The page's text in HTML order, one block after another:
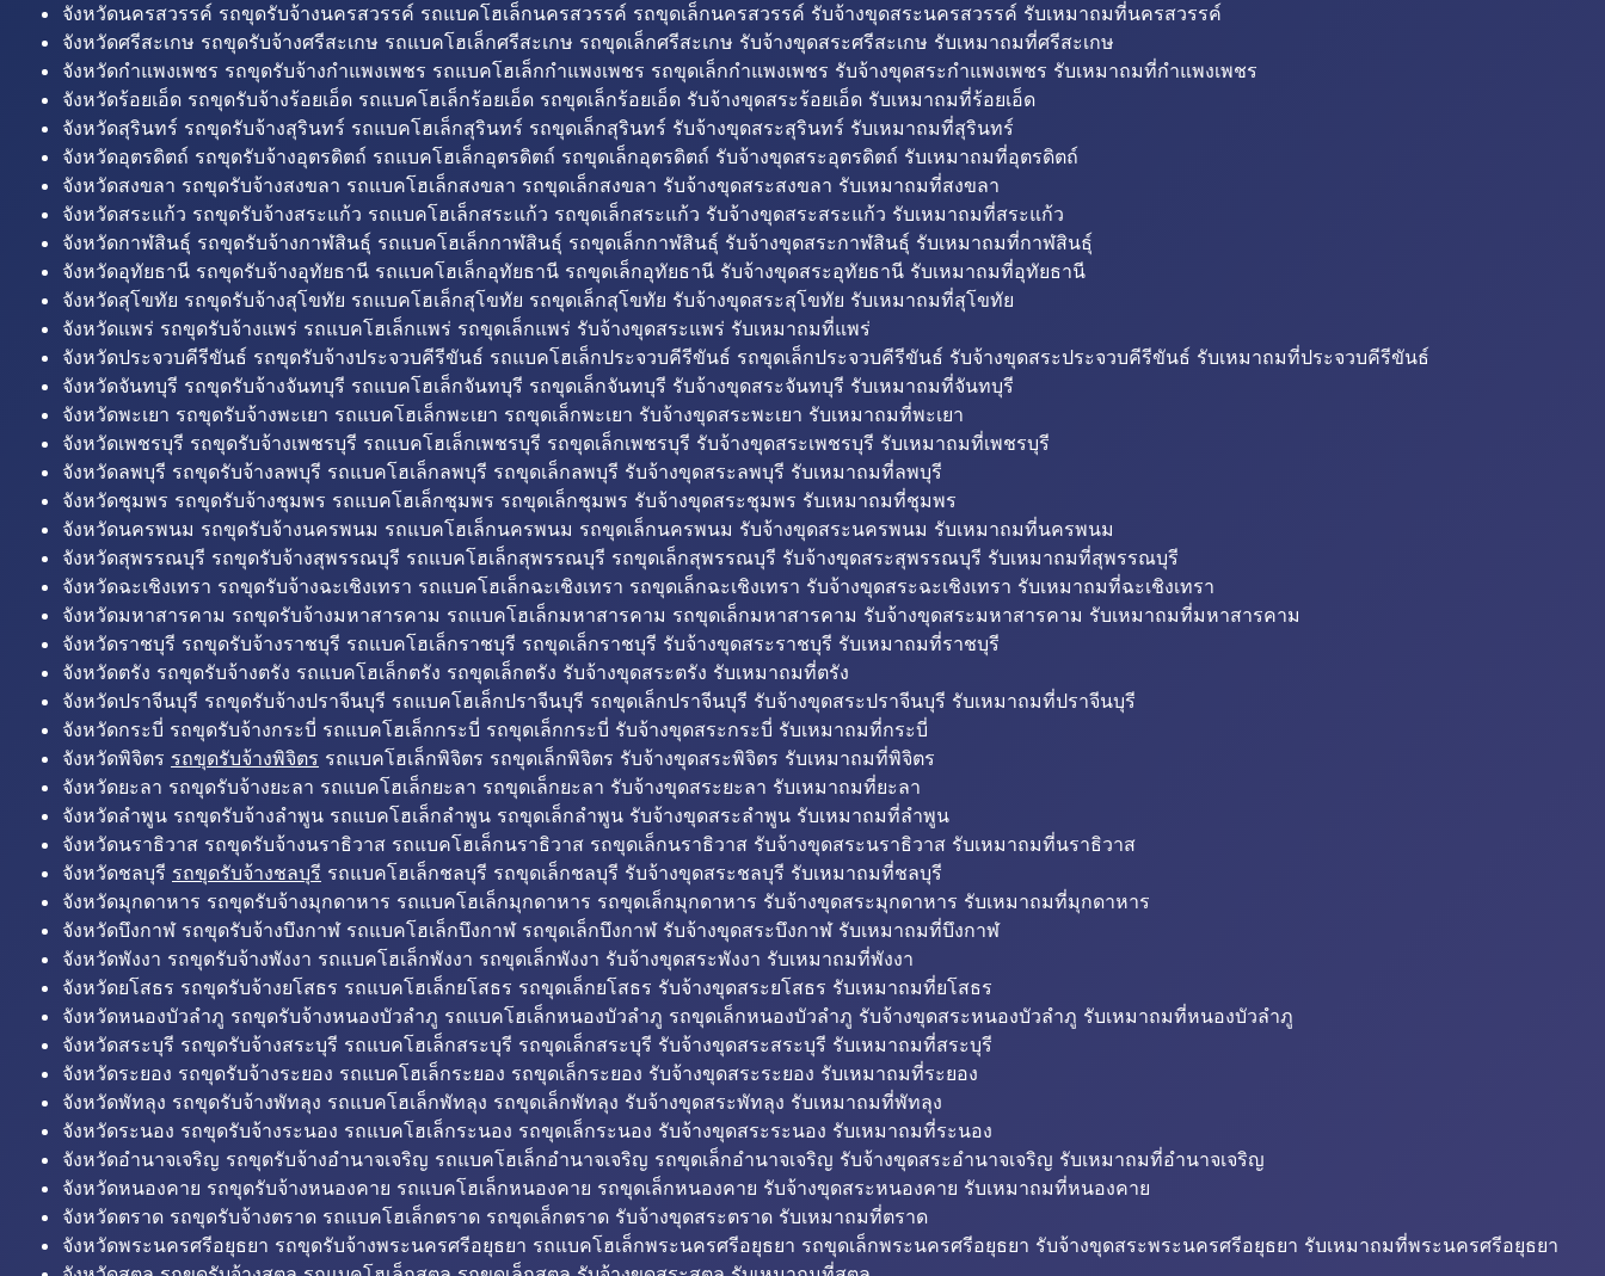
จังหวัดนครสวรรค์ รถขุดรับจ้างนครสวรรค์ รถแบคโฮเล็กนครสวรรค์ รถขุดเล็กนครสวรรค์ รับจ้างขุดสระนครสวรรค์ รับเหมาถมที่นครสวรรค์
จังหวัดศรีสะเกษ รถขุดรับจ้างศรีสะเกษ รถแบคโฮเล็กศรีสะเกษ รถขุดเล็กศรีสะเกษ รับจ้างขุดสระศรีสะเกษ รับเหมาถมที่ศรีสะเกษ
จังหวัดกำแพงเพชร รถขุดรับจ้างกำแพงเพชร รถแบคโฮเล็กกำแพงเพชร รถขุดเล็กกำแพงเพชร รับจ้างขุดสระกำแพงเพชร รับเหมาถมที่กำแพงเพชร
จังหวัดร้อยเอ็ด รถขุดรับจ้างร้อยเอ็ด รถแบคโฮเล็กร้อยเอ็ด รถขุดเล็กร้อยเอ็ด รับจ้างขุดสระร้อยเอ็ด รับเหมาถมที่ร้อยเอ็ด
จังหวัดสุรินทร์ รถขุดรับจ้างสุรินทร์ รถแบคโฮเล็กสุรินทร์ รถขุดเล็กสุรินทร์ รับจ้างขุดสระสุรินทร์ รับเหมาถมที่สุรินทร์
จังหวัดอุตรดิตถ์ รถขุดรับจ้างอุตรดิตถ์ รถแบคโฮเล็กอุตรดิตถ์ รถขุดเล็กอุตรดิตถ์ รับจ้างขุดสระอุตรดิตถ์ รับเหมาถมที่อุตรดิตถ์
จังหวัดสงขลา รถขุดรับจ้างสงขลา รถแบคโฮเล็กสงขลา รถขุดเล็กสงขลา รับจ้างขุดสระสงขลา รับเหมาถมที่สงขลา
จังหวัดสระแก้ว รถขุดรับจ้างสระแก้ว รถแบคโฮเล็กสระแก้ว รถขุดเล็กสระแก้ว รับจ้างขุดสระสระแก้ว รับเหมาถมที่สระแก้ว
จังหวัดกาฬสินธุ์ รถขุดรับจ้างกาฬสินธุ์ รถแบคโฮเล็กกาฬสินธุ์ รถขุดเล็กกาฬสินธุ์ รับจ้างขุดสระกาฬสินธุ์ รับเหมาถมที่กาฬสินธุ์
จังหวัดอุทัยธานี รถขุดรับจ้างอุทัยธานี รถแบคโฮเล็กอุทัยธานี รถขุดเล็กอุทัยธานี รับจ้างขุดสระอุทัยธานี รับเหมาถมที่อุทัยธานี
จังหวัดสุโขทัย รถขุดรับจ้างสุโขทัย รถแบคโฮเล็กสุโขทัย รถขุดเล็กสุโขทัย รับจ้างขุดสระสุโขทัย รับเหมาถมที่สุโขทัย
จังหวัดแพร่ รถขุดรับจ้างแพร่ รถแบคโฮเล็กแพร่ รถขุดเล็กแพร่ รับจ้างขุดสระแพร่ รับเหมาถมที่แพร่
จังหวัดประจวบคีรีขันธ์ รถขุดรับจ้างประจวบคีรีขันธ์ รถแบคโฮเล็กประจวบคีรีขันธ์ รถขุดเล็กประจวบคีรีขันธ์ รับจ้างขุดสระประจวบคีรีขันธ์ รับเหมาถมที่ประจวบคีรีขันธ์
จังหวัดจันทบุรี รถขุดรับจ้างจันทบุรี รถแบคโฮเล็กจันทบุรี รถขุดเล็กจันทบุรี รับจ้างขุดสระจันทบุรี รับเหมาถมที่จันทบุรี
จังหวัดพะเยา รถขุดรับจ้างพะเยา รถแบคโฮเล็กพะเยา รถขุดเล็กพะเยา รับจ้างขุดสระพะเยา รับเหมาถมที่พะเยา
จังหวัดเพชรบุรี รถขุดรับจ้างเพชรบุรี รถแบคโฮเล็กเพชรบุรี รถขุดเล็กเพชรบุรี รับจ้างขุดสระเพชรบุรี รับเหมาถมที่เพชรบุรี
จังหวัดลพบุรี รถขุดรับจ้างลพบุรี รถแบคโฮเล็กลพบุรี รถขุดเล็กลพบุรี รับจ้างขุดสระลพบุรี รับเหมาถมที่ลพบุรี
จังหวัดชุมพร รถขุดรับจ้างชุมพร รถแบคโฮเล็กชุมพร รถขุดเล็กชุมพร รับจ้างขุดสระชุมพร รับเหมาถมที่ชุมพร
จังหวัดนครพนม รถขุดรับจ้างนครพนม รถแบคโฮเล็กนครพนม รถขุดเล็กนครพนม รับจ้างขุดสระนครพนม รับเหมาถมที่นครพนม
จังหวัดสุพรรณบุรี รถขุดรับจ้างสุพรรณบุรี รถแบคโฮเล็กสุพรรณบุรี รถขุดเล็กสุพรรณบุรี รับจ้างขุดสระสุพรรณบุรี รับเหมาถมที่สุพรรณบุรี
จังหวัดฉะเชิงเทรา รถขุดรับจ้างฉะเชิงเทรา รถแบคโฮเล็กฉะเชิงเทรา รถขุดเล็กฉะเชิงเทรา รับจ้างขุดสระฉะเชิงเทรา รับเหมาถมที่ฉะเชิงเทรา
จังหวัดมหาสารคาม รถขุดรับจ้างมหาสารคาม รถแบคโฮเล็กมหาสารคาม รถขุดเล็กมหาสารคาม รับจ้างขุดสระมหาสารคาม รับเหมาถมที่มหาสารคาม
จังหวัดราชบุรี รถขุดรับจ้างราชบุรี รถแบคโฮเล็กราชบุรี รถขุดเล็กราชบุรี รับจ้างขุดสระราชบุรี รับเหมาถมที่ราชบุรี
จังหวัดตรัง รถขุดรับจ้างตรัง รถแบคโฮเล็กตรัง รถขุดเล็กตรัง รับจ้างขุดสระตรัง รับเหมาถมที่ตรัง
จังหวัดปราจีนบุรี รถขุดรับจ้างปราจีนบุรี รถแบคโฮเล็กปราจีนบุรี รถขุดเล็กปราจีนบุรี รับจ้างขุดสระปราจีนบุรี รับเหมาถมที่ปราจีนบุรี
จังหวัดกระบี่ รถขุดรับจ้างกระบี่ รถแบคโฮเล็กกระบี่ รถขุดเล็กกระบี่ รับจ้างขุดสระกระบี่ รับเหมาถมที่กระบี่
จังหวัดพิจิตร รถขุดรับจ้างพิจิตร รถแบคโฮเล็กพิจิตร รถขุดเล็กพิจิตร รับจ้างขุดสระพิจิตร รับเหมาถมที่พิจิตร
จังหวัดยะลา รถขุดรับจ้างยะลา รถแบคโฮเล็กยะลา รถขุดเล็กยะลา รับจ้างขุดสระยะลา รับเหมาถมที่ยะลา
จังหวัดลำพูน รถขุดรับจ้างลำพูน รถแบคโฮเล็กลำพูน รถขุดเล็กลำพูน รับจ้างขุดสระลำพูน รับเหมาถมที่ลำพูน
จังหวัดนราธิวาส รถขุดรับจ้างนราธิวาส รถแบคโฮเล็กนราธิวาส รถขุดเล็กนราธิวาส รับจ้างขุดสระนราธิวาส รับเหมาถมที่นราธิวาส
จังหวัดชลบุรี รถขุดรับจ้างชลบุรี รถแบคโฮเล็กชลบุรี รถขุดเล็กชลบุรี รับจ้างขุดสระชลบุรี รับเหมาถมที่ชลบุรี
จังหวัดมุกดาหาร รถขุดรับจ้างมุกดาหาร รถแบคโฮเล็กมุกดาหาร รถขุดเล็กมุกดาหาร รับจ้างขุดสระมุกดาหาร รับเหมาถมที่มุกดาหาร
จังหวัดบึงกาฬ รถขุดรับจ้างบึงกาฬ รถแบคโฮเล็กบึงกาฬ รถขุดเล็กบึงกาฬ รับจ้างขุดสระบึงกาฬ รับเหมาถมที่บึงกาฬ
จังหวัดพังงา รถขุดรับจ้างพังงา รถแบคโฮเล็กพังงา รถขุดเล็กพังงา รับจ้างขุดสระพังงา รับเหมาถมที่พังงา
จังหวัดยโสธร รถขุดรับจ้างยโสธร รถแบคโฮเล็กยโสธร รถขุดเล็กยโสธร รับจ้างขุดสระยโสธร รับเหมาถมที่ยโสธร
จังหวัดหนองบัวลำภู รถขุดรับจ้างหนองบัวลำภู รถแบคโฮเล็กหนองบัวลำภู รถขุดเล็กหนองบัวลำภู รับจ้างขุดสระหนองบัวลำภู รับเหมาถมที่หนองบัวลำภู
จังหวัดสระบุรี รถขุดรับจ้างสระบุรี รถแบคโฮเล็กสระบุรี รถขุดเล็กสระบุรี รับจ้างขุดสระสระบุรี รับเหมาถมที่สระบุรี
จังหวัดระยอง รถขุดรับจ้างระยอง รถแบคโฮเล็กระยอง รถขุดเล็กระยอง รับจ้างขุดสระระยอง รับเหมาถมที่ระยอง
จังหวัดพัทลุง รถขุดรับจ้างพัทลุง รถแบคโฮเล็กพัทลุง รถขุดเล็กพัทลุง รับจ้างขุดสระพัทลุง รับเหมาถมที่พัทลุง
จังหวัดระนอง รถขุดรับจ้างระนอง รถแบคโฮเล็กระนอง รถขุดเล็กระนอง รับจ้างขุดสระระนอง รับเหมาถมที่ระนอง
จังหวัดอำนาจเจริญ รถขุดรับจ้างอำนาจเจริญ รถแบคโฮเล็กอำนาจเจริญ รถขุดเล็กอำนาจเจริญ รับจ้างขุดสระอำนาจเจริญ รับเหมาถมที่อำนาจเจริญ
จังหวัดหนองคาย รถขุดรับจ้างหนองคาย รถแบคโฮเล็กหนองคาย รถขุดเล็กหนองคาย รับจ้างขุดสระหนองคาย รับเหมาถมที่หนองคาย
จังหวัดตราด รถขุดรับจ้างตราด รถแบคโฮเล็กตราด รถขุดเล็กตราด รับจ้างขุดสระตราด รับเหมาถมที่ตราด
จังหวัดพระนครศรีอยุธยา รถขุดรับจ้างพระนครศรีอยุธยา รถแบคโฮเล็กพระนครศรีอยุธยา รถขุดเล็กพระนครศรีอยุธยา รับจ้างขุดสระพระนครศรีอยุธยา รับเหมาถมที่พระนครศรีอยุธยา